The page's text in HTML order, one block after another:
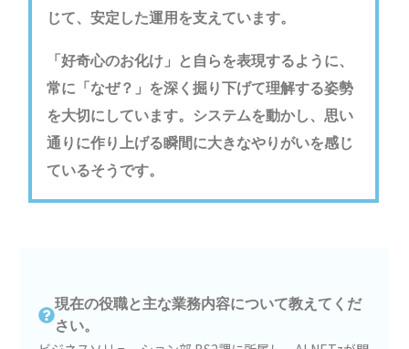
る
報
発
信
ま
す。
じて、安定した運用を支えています。
「好奇心のお化け」と自らを表現するように、
常に「なぜ？」を深く掘り下げて理解する姿勢
を大切にしています。システムを動かし、思い
通りに作り上げる瞬間に大きなやりがいを感じ
ているそうです。
現在の役職と主な業務内容について教えてくだ
さい。